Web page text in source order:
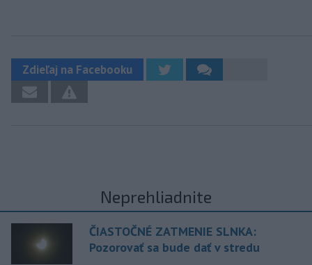
Zdieľaj na Facebooku
Neprehliadnite
ČIASTOČNÉ ZATMENIE SLNKA:
Pozorovať sa bude dať v stredu